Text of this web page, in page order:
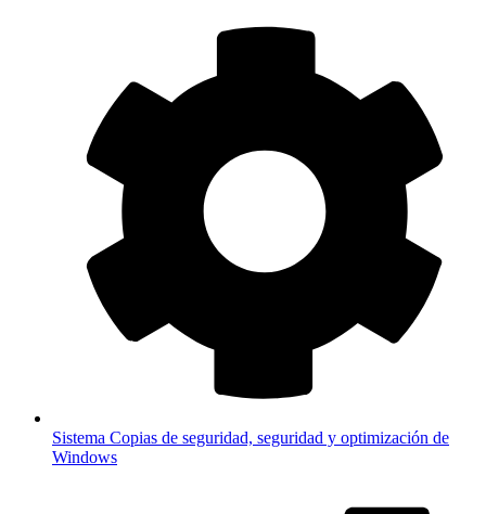
Sistema Copias de seguridad, seguridad y optimización de
Windows